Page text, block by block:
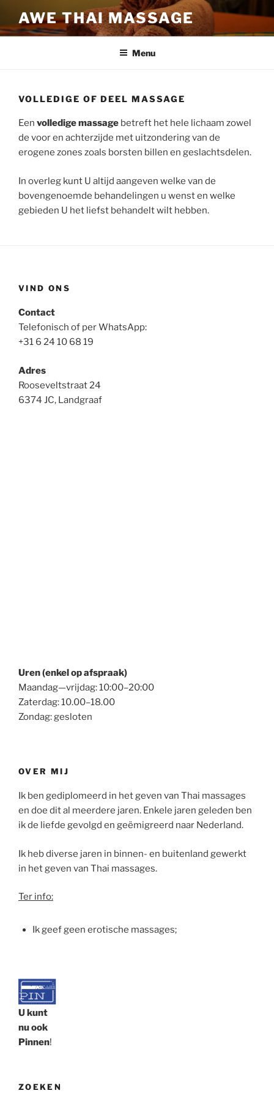
de
AWE THAI MASSAGE
Menu
VOLLEDIGE OF DEEL MASSAGE
Een volledige massage betreft het hele lichaam zowel
de voor en achterzijde met uitzondering van de
erogene zones zoals borsten billen en geslachtsdelen.
In overleg kunt U altijd aangeven welke van de
bovengenoemde behandelingen u wenst en welke
gebieden U het liefst behandelt wilt hebben.
VIND ONS
Contact
Telefonisch of per WhatsApp:
+31 6 24 10 68 19
Adres
Rooseveltstraat 24
6374 JC, Landgraaf
Uren (enkel op afspraak)
Maandag—vrijdag: 10:00–20:00
Zaterdag: 10.00–18.00
Zondag: gesloten
OVER MIJ
Ik ben gediplomeerd in het geven van Thai massages
en doe dit al meerdere jaren. Enkele jaren geleden ben
ik de liefde gevolgd en geëmigreerd naar Nederland.
Ik heb diverse jaren in binnen- en buitenland gewerkt
in het geven van Thai massages.
Ter info:
Ik geef geen erotische massages;
U kunt
nu ook
Pinnen!
ZOEKEN